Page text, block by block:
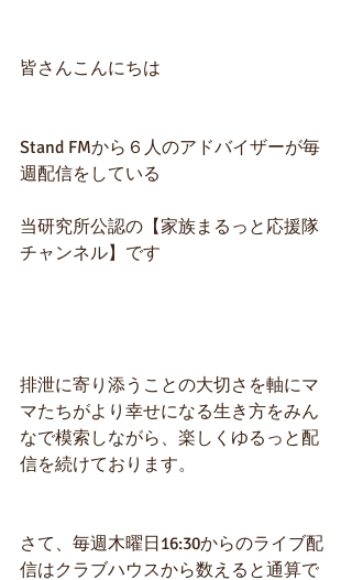
皆さんこんにちは
Stand FMから６人のアドバイザーが毎
週配信をしている
当研究所公認の【家族まるっと応援隊
チャンネル】です
排泄に寄り添うことの大切さを軸にマ
マたちがより幸せになる生き方をみん
なで模索しながら、楽しくゆるっと配
信を続けております。
さて、毎週木曜日16:30からのライブ配
信はクラブハウスから数えると通算で